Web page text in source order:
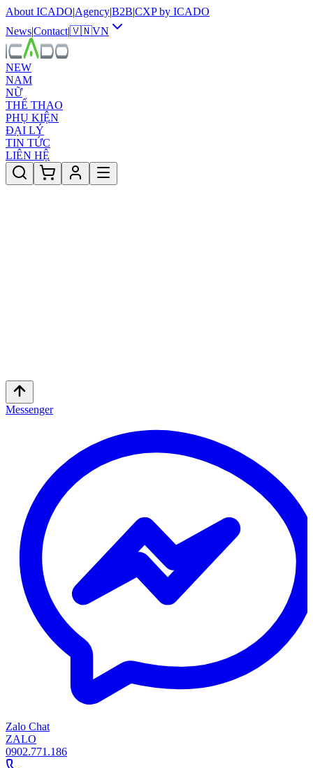
About ICADO|Agency|B2B|CXP by ICADO
News|Contact|🇻🇳VN
NEW
NAM
NỮ
THỂ THAO
PHỤ KIỆN
ĐẠI LÝ
TIN TỨC
LIÊN HỆ
Messenger
Zalo Chat
ZALO
0902.771.186